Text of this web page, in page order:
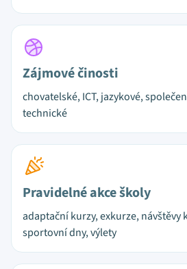
Zájmové činosti
chovatelské, ICT, jazykové,
technické
Pravidelné akce školy
adaptační kurzy, exkurze,
sportovní dny, výlety